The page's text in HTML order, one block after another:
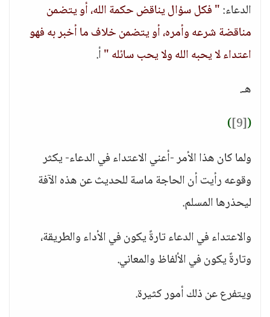
الدعاء:" فكل سؤال يناقض حكمة الله، أو يتضمن
مناقضة شرعه وأمره، أو يتضمن خلاف ما أخبر به فهو
اعتداء لا يحبه الله ولا يحب سائله "أ.
هـ.
(
[9]
)
ولما كان هذا الأمر -أعني الاعتداء في الدعاء- يكثر
وقوعه رأيت أن الحاجة ماسة للحديث عن هذه الآفة
ليحذرها المسلم.
والاعتداء في الدعاء تارةً يكون في الأداء والطريقة،
وتارةً يكون في الألفاظ والمعاني.
ويتفرع عن ذلك أمور كثيرة.